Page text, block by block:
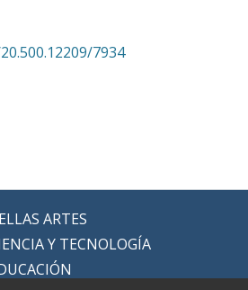
7934
ARTES
Y TECNOLOGÍA